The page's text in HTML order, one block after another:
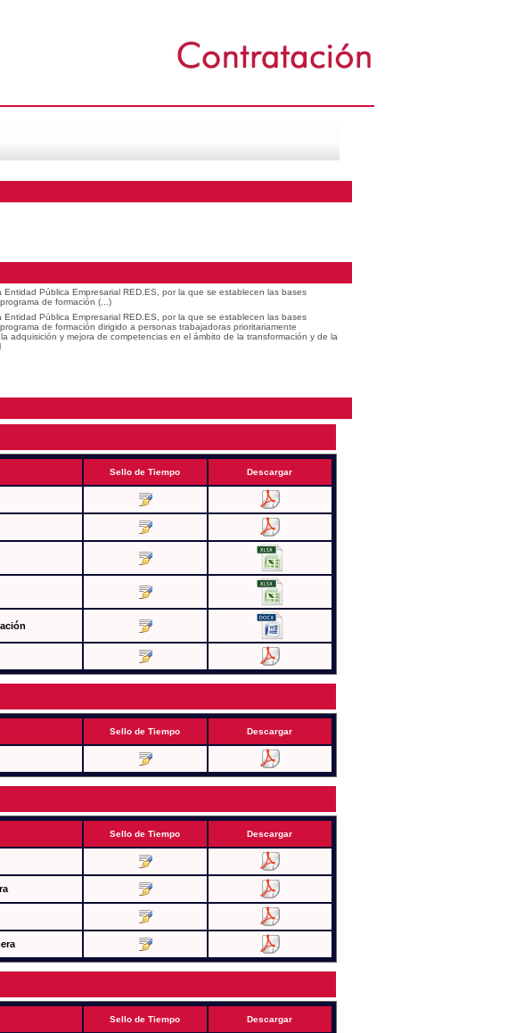
Entidad Pública Empresarial RED.ES, por la que se establecen las bases
de formación (...)
Entidad Pública Empresarial RED.ES, por la que se establecen las bases
de formación dirigido a personas trabajadoras prioritariamente
adquisición y mejora de competencias en el ámbito de la transformación y de la
Sello de Tiempo Descargar
Sello de Tiempo Descargar
Sello de Tiempo Descargar
Sello de Tiempo Descargar